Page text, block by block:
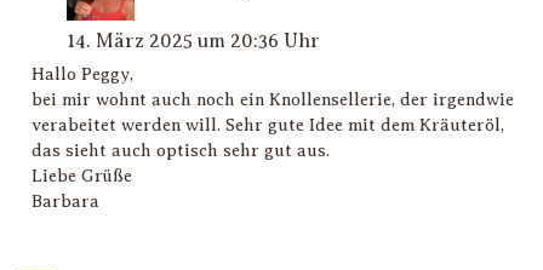
14. März 2025 um 20:36 Uhr
Hallo Peggy,
bei mir wohnt auch noch ein Knollensellerie, der irgendwie
verabeitet werden will. Sehr gute Idee mit dem Kräuteröl,
das sieht auch optisch sehr gut aus.
Liebe Grüße
Barbara